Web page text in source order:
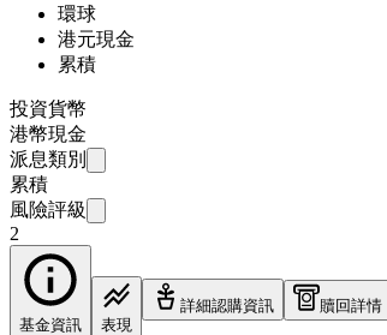
環球
港元現金
累積
投資貨幣
港幣現金
派息類別
累積
風險評級
2
基金資訊 表現
詳細認購資訊 贖回詳情